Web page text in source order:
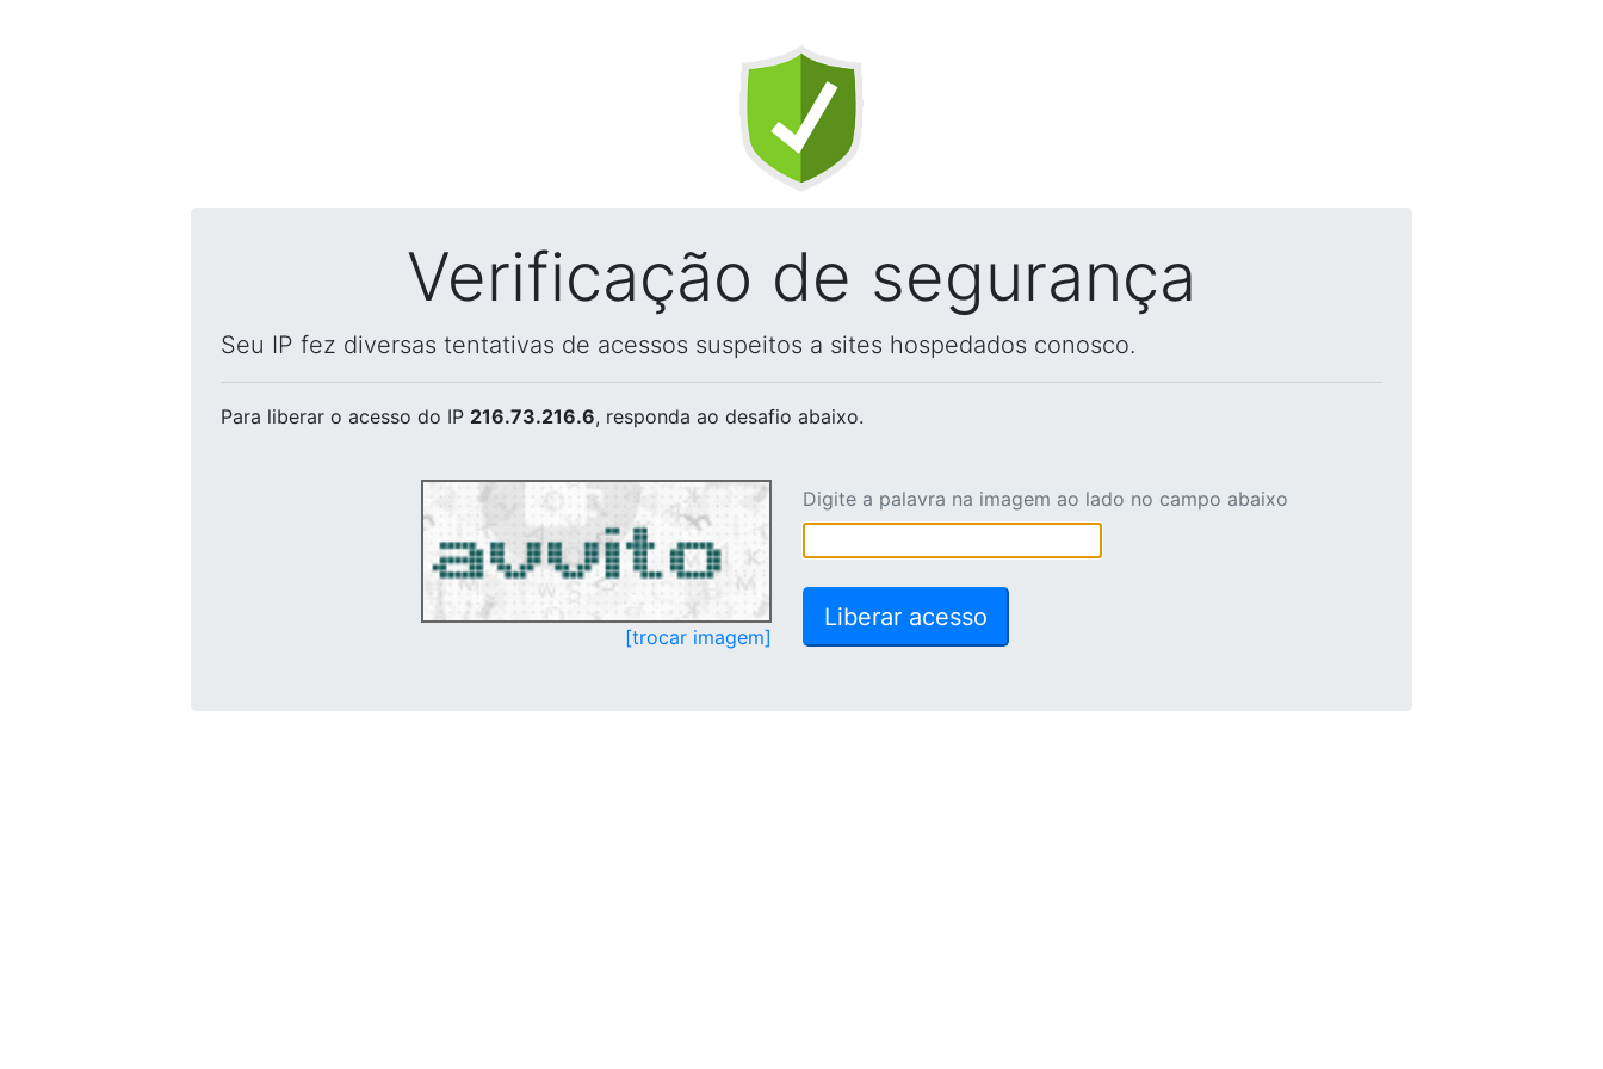
Verificação de segurança
Seu IP fez diversas tentativas de acessos suspeitos a sites hospedados conosco.
Para liberar o acesso do IP 216.73.216.6, responda ao desafio abaixo.
[trocar imagem]
Digite a palavra na imagem ao lado no campo abaixo